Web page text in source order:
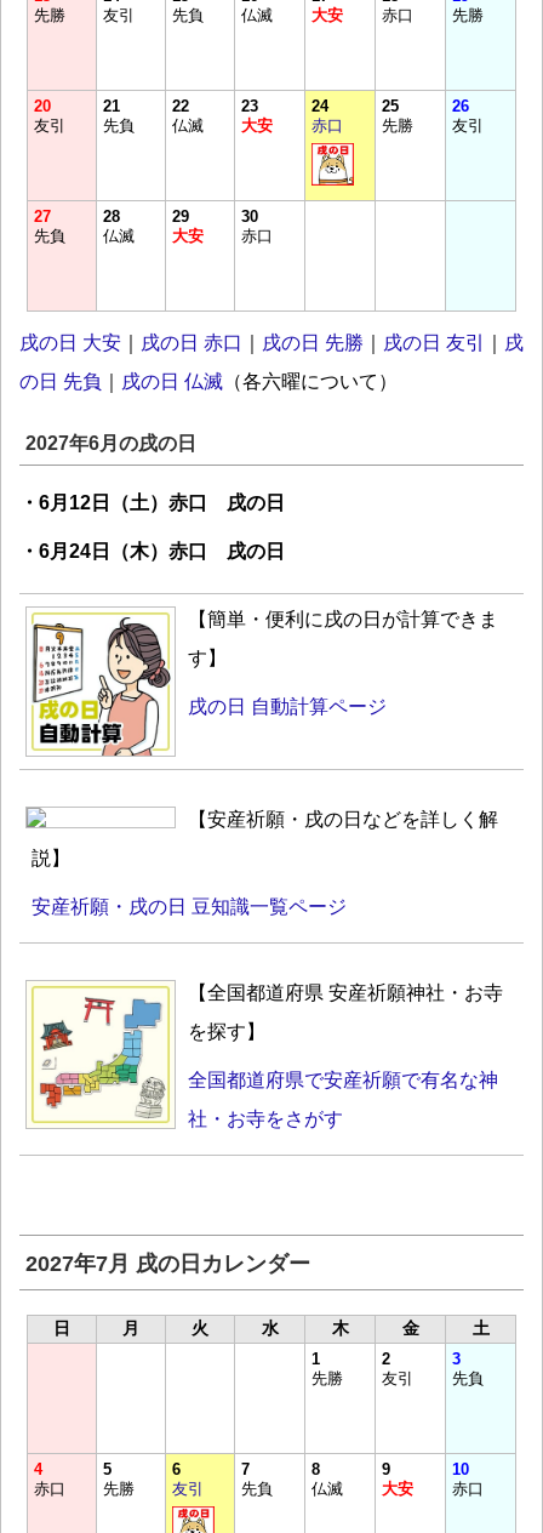
先勝
友引
先負
仏滅
大安
赤口
先勝
20
友引
21
先負
22
仏滅
23
大安
24
赤口
25
先勝
26
友引
27
先負
28
仏滅
29
大安
30
赤口
戌の日 大安 戌の日 赤口 戌の日 先勝 戌の日 友引
戌
の日 先負
戌の日 仏滅 （各六曜について）
2027年6月の戌の日
・6月12日（土）赤口 戌の日
・6月24日（木）赤口 戌の日
【簡単・便利に戌の日が計算できま
す】
戌の日 自動計算ページ
【安産祈願・戌の日などを詳しく解
説】
安産祈願・戌の日 豆知識一覧ページ
【全国都道府県 安産祈願神社・お寺
を探す】
全国都道府県で安産祈願で有名な神
社・お寺をさがす
2027年7月 戌の日カレンダー
日 月 火 水 木 金 土
1
先勝
2
友引
3
先負
4
赤口
5
先勝
6
友引
7
先負
8
仏滅
9
大安
10
赤口